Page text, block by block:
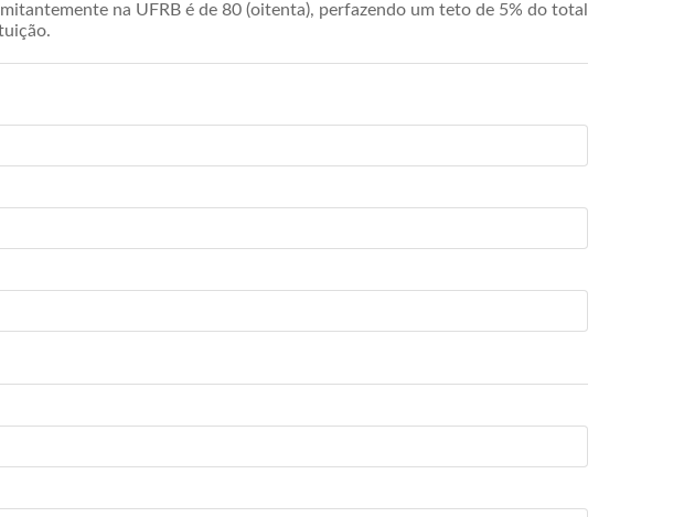
na UFRB é de 80 (oitenta), perfazendo um teto de 5% do total